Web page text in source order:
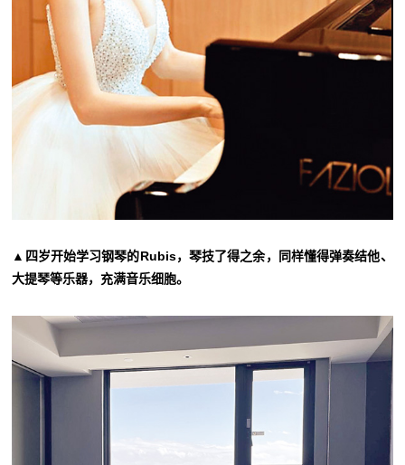
▲四岁开始学习钢琴的Rubis，琴技了得之余，同样懂得弹奏结他、
大提琴等乐器，充满音乐细胞。